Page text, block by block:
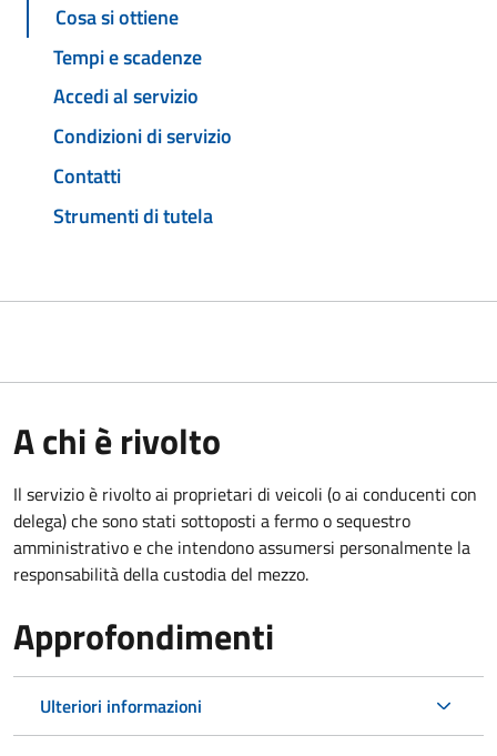
Cosa si ottiene
Tempi e scadenze
Accedi al servizio
Condizioni di servizio
Contatti
Strumenti di tutela
A chi è rivolto
Il servizio è rivolto ai proprietari di veicoli (o ai conducenti con
delega) che sono stati sottoposti a fermo o sequestro
amministrativo e che intendono assumersi personalmente la
responsabilità della custodia del mezzo.
Approfondimenti
Ulteriori informazioni